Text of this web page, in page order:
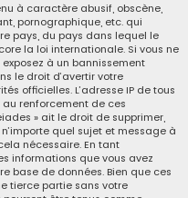
à caractère abusif, obscène,
pornographique, etc. qui
pays, du pays dans lequel le
la loi internationale. Si vous ne
à un bannissement
le droit d’avertir votre
officielles. L’adresse IP de tous
renforcement de ces
» ait le droit de supprimer,
quel sujet et message à
nécessaire. En tant
informations que vous avez
base de données. Bien que ces
tierce partie sans votre